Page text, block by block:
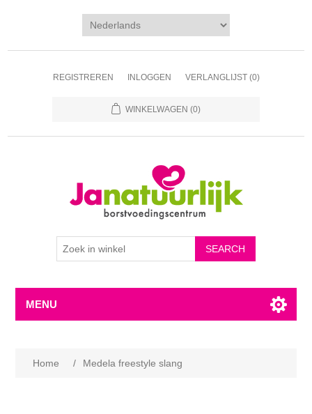
REGISTREREN INLOGGEN VERLANGLIJST (0)
WINKELWAGEN (0)
MENU
Home / Medela freestyle slang